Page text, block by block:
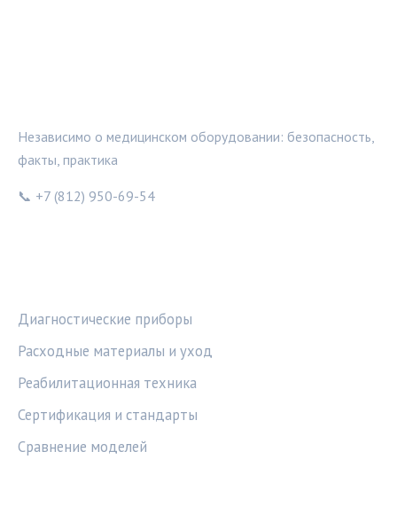
Независимо о медицинском оборудовании: безопасность,
факты, практика
📞 +7 (812) 950-69-54
Диагностические приборы
Расходные материалы и уход
Реабилитационная техника
Сертификация и стандарты
Сравнение моделей